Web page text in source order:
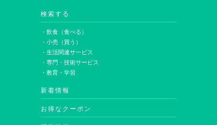
検索する
・飲食（食べる）
・小売（買う）
・生活関連サービス
・専門・技術サービス
・教育・学習
新着情報
お得なクーポン